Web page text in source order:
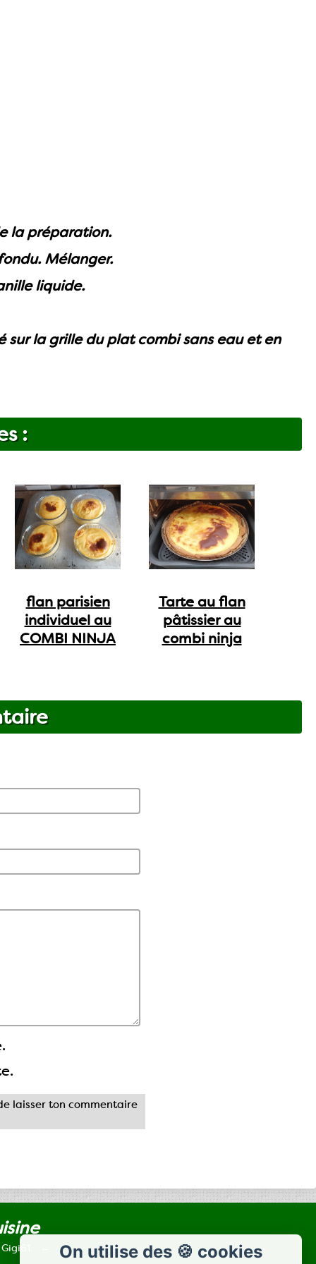
la préparation.
Mélanger.
liquide.
sur la grille du plat combi sans eau et en
:
flan parisien
individuel au
COMBI NINJA
Tarte au flan
pâtissier au
combi ninja
laisser ton commentaire
On utilise des 🍪 cookies